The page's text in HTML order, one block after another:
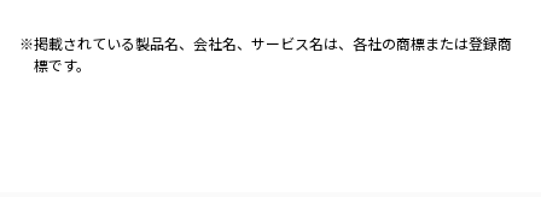
掲載されている製品名、会社名、サービス名は、各社の商標または登録商
標です。